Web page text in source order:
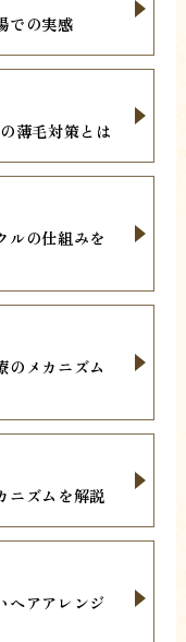
での実感
薄毛対策とは
ルの仕組みを
のメカニズム
ニズムを解説
ヘアアレンジ